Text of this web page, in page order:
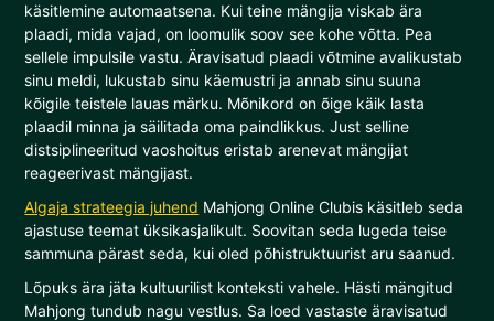
käsitlemine automaatsena. Kui teine mängija viskab ära
plaadi, mida vajad, on loomulik soov see kohe võtta. Pea
sellele impulsile vastu. Äravisatud plaadi võtmine avalikustab
sinu meldi, lukustab sinu käemustri ja annab sinu suuna
kõigile teistele lauas märku. Mõnikord on õige käik lasta
plaadil minna ja säilitada oma paindlikkus. Just selline
distsiplineeritud vaoshoitus eristab arenevat mängijat
reageerivast mängijast.
Algaja strateegia juhend Mahjong Online Clubis käsitleb seda
ajastuse teemat üksikasjalikult. Soovitan seda lugeda teise
sammuna pärast seda, kui oled põhistruktuurist aru saanud.
Lõpuks ära jäta kultuurilist konteksti vahele. Hästi mängitud
Mahjong tundub nagu vestlus. Sa loed vastaste äravisatud